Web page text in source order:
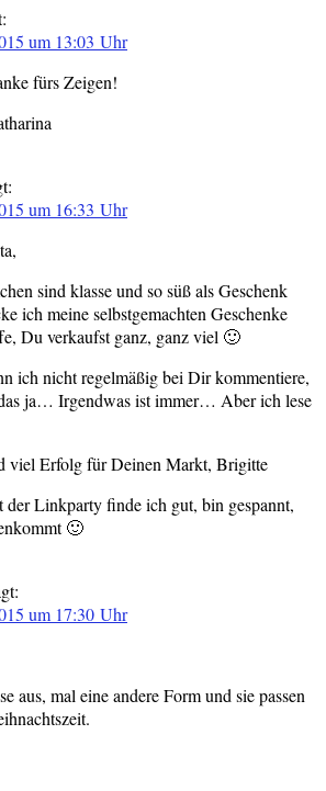
um 13:03 Uhr
fürs Zeigen!
um 16:33 Uhr
sind klasse und so süß als Geschenk
ich meine selbstgemachten Geschenke
Du verkaufst ganz, ganz viel 🙂
ich nicht regelmäßig bei Dir kommentiere,
ja… Irgendwas ist immer… Aber ich lese
viel Erfolg für Deinen Markt, Brigitte
der Linkparty finde ich gut, bin gespannt,
🙂
um 17:30 Uhr
aus, mal eine andere Form und sie passen